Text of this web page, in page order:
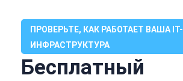
ПРОВЕРЬТЕ, КАК РАБОТАЕТ ВАША IT-
ИНФРАСТРУКТУРА
Бесплатный